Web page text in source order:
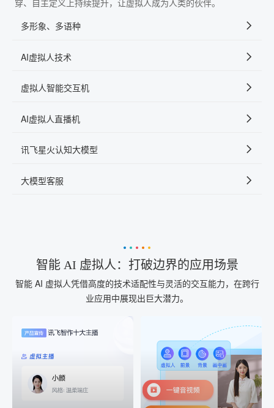
穿、自主定义上持续提升，让虚拟人成为人类的伙伴。
多形象、多语种
AI虚拟人技术
虚拟人智能交互机
AI虚拟人直播机
讯飞星火认知大模型
大模型客服
智能 AI 虚拟人：打破边界的应用场景
智能 AI 虚拟人凭借高度的技术适配性与灵活的交互能力，在跨行
业应用中展现出巨大潜力。
AI配音
音视频一键生成
AI+音频
配音一键生成
AI+音频：基于全球领先的
TTS能力打造的AI音频制作